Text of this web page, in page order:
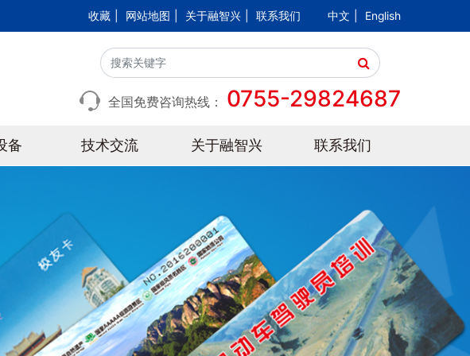
收藏 网站地图 关于融智兴 联系我们 中文 English
全国免费咨询热线： 0755-29824687
备 技术交流 关于融智兴 联系我们